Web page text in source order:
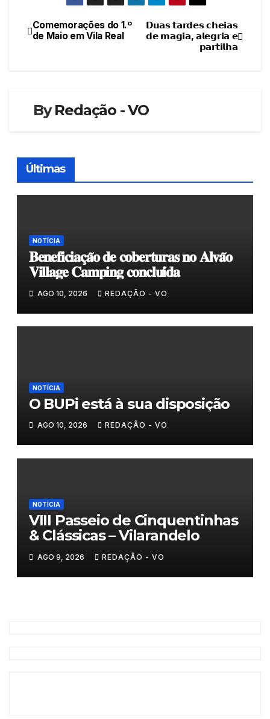
Navegação
𝗗𝘂𝗮𝘀 𝘁𝗮𝗿𝗱𝗲𝘀 𝗰𝗵𝗲𝗶𝗮𝘀
𝗱𝗲 𝗺𝗮𝗴𝗶𝗮, 𝗮𝗹𝗲𝗴𝗿𝗶𝗮 𝗲
𝗽𝗮𝗿𝘁𝗶𝗹𝗵𝗮
Comemorações do 1.º
de Maio em Vila Real
ByRedação - VO
Últimas
NOTÍCIA
𝐁𝐞𝐧𝐞𝐟𝐢𝐜𝐢𝐚𝐜̧𝐚̃𝐨 𝐝𝐞 𝐜𝐨𝐛𝐞𝐫𝐭𝐮𝐫𝐚𝐬 𝐧𝐨 𝐀𝐥𝐯𝐚̃𝐨
𝐕𝐢𝐥𝐥𝐚𝐠𝐞 𝐂𝐚𝐦𝐩𝐢𝐧𝐠 𝐜𝐨𝐧𝐜𝐥𝐮𝐢́𝐝𝐚
AGO 10, 2026 REDAÇÃO - VO
NOTÍCIA
O BUPi está à sua disposição
AGO 10, 2026 REDAÇÃO - VO
NOTÍCIA
VIII Passeio de Cinquentinhas
& Clássicas – Vilarandelo
AGO 9, 2026 REDAÇÃO - VO